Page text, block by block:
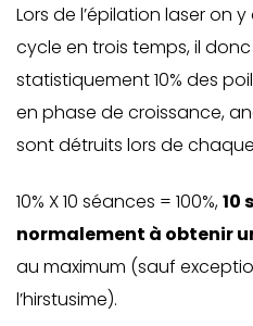
Lors de l’épilation laser on
cycle en trois temps, il
statistiquement 10% des
en phase de croissance,
sont détruits lors de
10% X 10 séances = 100%,10
normalement à obtenir
au maximum (sauf
l’hirstusime).